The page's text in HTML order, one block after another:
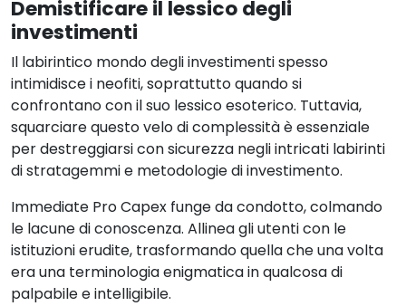
Demistificare il lessico degli
investimenti
Il labirintico mondo degli investimenti spesso
intimidisce i neofiti, soprattutto quando si
confrontano con il suo lessico esoterico. Tuttavia,
squarciare questo velo di complessità è essenziale
per destreggiarsi con sicurezza negli intricati labirinti
di stratagemmi e metodologie di investimento.
Immediate Pro Capex funge da condotto, colmando
le lacune di conoscenza. Allinea gli utenti con le
istituzioni erudite, trasformando quella che una volta
era una terminologia enigmatica in qualcosa di
palpabile e intelligibile.